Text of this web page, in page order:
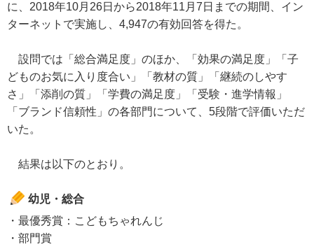
に、2018年10月26日から2018年11月7日までの期間、イン
ターネットで実施し、4,947の有効回答を得た。
設問では「総合満足度」のほか、「効果の満足度」「子
どものお気に入り度合い」「教材の質」「継続のしやす
さ」「添削の質」「学費の満足度」「受験・進学情報」
「ブランド信頼性」の各部門について、5段階で評価いただ
いた。
結果は以下のとおり。
幼児・総合
・最優秀賞：こどもちゃれんじ
・部門賞